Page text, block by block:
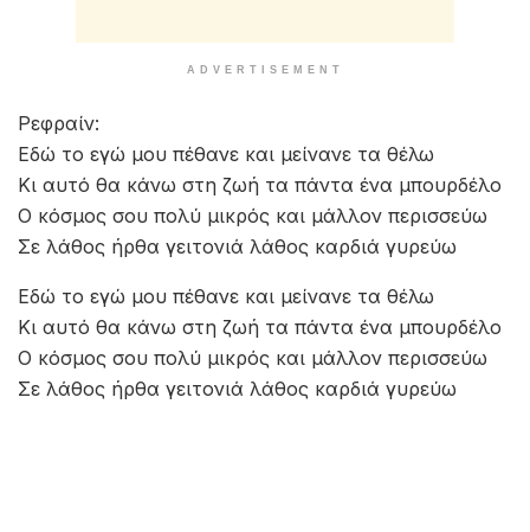
ADVERTISEMENT
Ρεφραίν:
Εδώ το εγώ μου πέθανε και μείνανε τα θέλω
Κι αυτό θα κάνω στη ζωή τα πάντα ένα μπουρδέλο
Ο κόσμος σου πολύ μικρός και μάλλον περισσεύω
Σε λάθος ήρθα γειτονιά λάθος καρδιά γυρεύω
Εδώ το εγώ μου πέθανε και μείνανε τα θέλω
Κι αυτό θα κάνω στη ζωή τα πάντα ένα μπουρδέλο
Ο κόσμος σου πολύ μικρός και μάλλον περισσεύω
Σε λάθος ήρθα γειτονιά λάθος καρδιά γυρεύω